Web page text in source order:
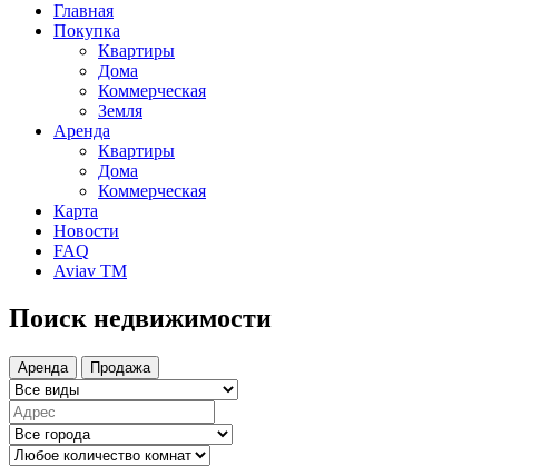
Главная
Покупка
Квартиры
Дома
Коммерческая
Земля
Аренда
Квартиры
Дома
Коммерческая
Карта
Новости
FAQ
Aviav TM
Поиск недвижимости
Аренда Продажа